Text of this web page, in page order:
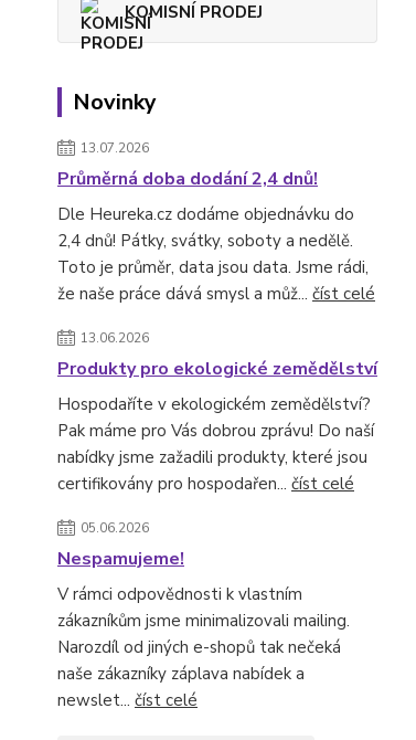
KOMISNÍ PRODEJ
Novinky
13.07.2026
Průměrná doba dodání 2,4 dnů!
Dle Heureka.cz dodáme objednávku do
2,4 dnů! Pátky, svátky, soboty a nedělě.
Toto je průměr, data jsou data. Jsme rádi,
že naše práce dává smysl a můž... číst celé
13.06.2026
Produkty pro ekologické zemědělství
Hospodaříte v ekologickém zemědělství?
Pak máme pro Vás dobrou zprávu! Do naší
nabídky jsme zažadili produkty, které jsou
certifikovány pro hospodařen... číst celé
05.06.2026
Nespamujeme!
V rámci odpovědnosti k vlastním
zákazníkům jsme minimalizovali mailing.
Narozdíl od jiných e-shopů tak nečeká
naše zákazníky záplava nabídek a
newslet... číst celé